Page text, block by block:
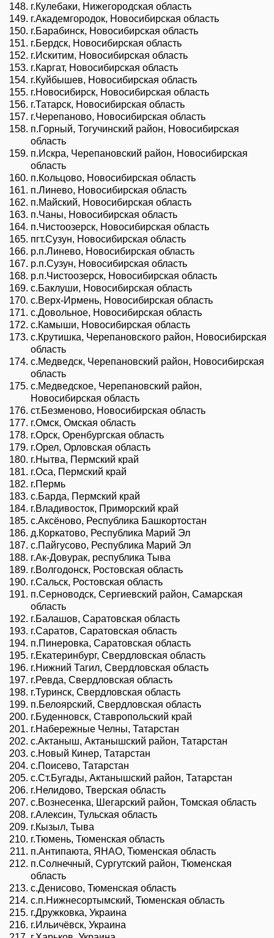
г.Кулебаки, Нижегородская область
г.Академгородок, Новосибирская область
г.Барабинск, Новосибирская область
г.Бердск, Новосибирская область
г.Искитим, Новосибирская область
г.Каргат, Новосибирская область
г.Куйбышев, Новосибирская область
г.Новосибирск, Новосибирская область
г.Татарск, Новосибирская область
г.Черепаново, Новосибирская область
п.Горный, Тогучинский район, Новосибирская
область
п.Искра, Черепановский район, Новосибирская
область
п.Кольцово, Новосибирская область
п.Линево, Новосибирская область
п.Майский, Новосибирская область
п.Чаны, Новосибирская область
п.Чистоозерск, Новосибирская область
пгт.Сузун, Новосибирская область
р.п.Линево, Новосибирская область
р.п.Сузун, Новосибирская область
р.п.Чистоозерск, Новосибирская область
с.Баклуши, Новосибирская область
с.Верх-Ирмень, Новосибирская область
с.Довольное, Новосибирская область
с.Камыши, Новосибирская область
с.Крутишка, Черепановского район, Новосибирская
область
с.Медведск, Черепановский район, Новосибирская
область
с.Медведское, Черепановский район,
Новосибирская область
ст.Безменово, Новосибирская область
г.Омск, Омская область
г.Орск, Оренбургская область
г.Орел, Орловская область
г.Нытва, Пермский край
г.Оса, Пермский край
г.Пермь
с.Барда, Пермский край
г.Владивосток, Приморский край
с.Аксёново, Республика Башкортостан
д.Коркатово, Республика Марий Эл
с.Пайгусово, Республика Марий Эл
г.Ак-Довурак, республика Тыва
г.Волгодонск, Ростовская область
г.Сальск, Ростовская область
п.Серноводск, Сергиевский район, Самарская
область
г.Балашов, Саратовская область
г.Саратов, Саратовская область
п.Пинеровка, Саратовская область
г.Екатеринбург, Свердловская область
г.Нижний Тагил, Cвердловская область
г.Ревда, Свердловская область
г.Туринск, Свердловская область
п.Белоярский, Свердловская область
г.Буденновск, Ставропольский край
г.Набережные Челны, Татарстан
с.Актаныш, Актанышский район, Татарстан
с.Новый Кинер, Татарстан
с.Поисево, Татарстан
с.Ст.Бугады, Актанышский район, Татарстан
г.Нелидово, Тверская область
с.Вознесенка, Шегарский район, Томская область
г.Алексин, Тульская область
г.Кызыл, Тыва
г.Тюмень, Тюменская область
п.Антипаюта, ЯНАО, Тюменская область
п.Солнечный, Сургутский район, Тюменская
область
с.Денисово, Тюменская область
с.п.Нижнесортымский, Тюменская область
г.Дружковка, Украина
г.Ильичёвск, Украина